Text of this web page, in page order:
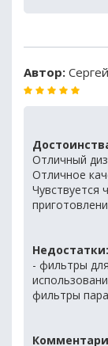
Автор:
Отличный
Отличное
Чувствуется
Недостатки:
- фильтры
фильтры